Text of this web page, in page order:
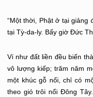
“Một thời, Phật ở tại giảng
tại Tỳ-da-ly. Bấy giờ Đức
Ví như đất liền đều biến
vô lượng kiếp; trăm năm
một khúc gỗ nổi, chỉ có
theo gió trôi nổi Đông